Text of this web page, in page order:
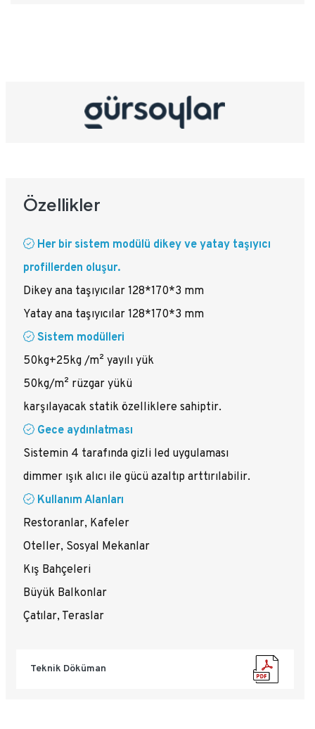
Özellikler
Her bir sistem modülü dikey ve yatay taşıyıcı
profillerden oluşur.
Dikey ana taşıyıcılar 128*170*3 mm
Yatay ana taşıyıcılar 128*170*3 mm
Sistem modülleri
50kg+25kg /m² yayılı yük
50kg/m² rüzgar yükü
karşılayacak statik özelliklere sahiptir.
Gece aydınlatması
Sistemin 4 tarafında gizli led uygulaması
dimmer ışık alıcı ile gücü azaltıp arttırılabilir.
Kullanım Alanları
Restoranlar, Kafeler
Oteller, Sosyal Mekanlar
Kış Bahçeleri
Büyük Balkonlar
Çatılar, Teraslar
Teknik Döküman